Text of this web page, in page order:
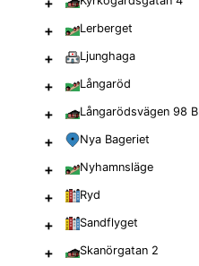
+ Lerberget
+ Ljunghaga
+ Långaröd
+ Långarödsvägen 98 B
+ Nya Bageriet
+ Nyhamnsläge
+ Ryd
+ Sandflyget
+ Skanörgatan 2